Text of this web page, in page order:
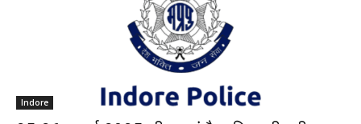
Indore